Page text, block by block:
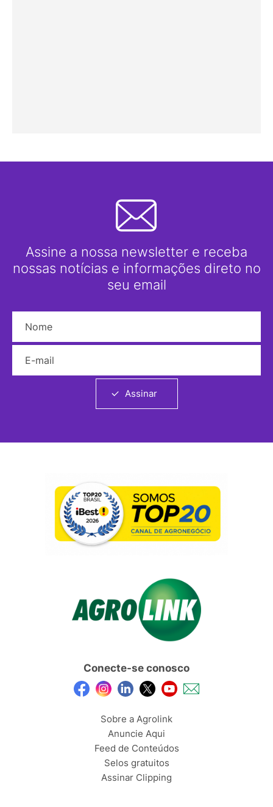
Assine a nossa newsletter e receba
nossas notícias e informações direto no
seu email
Assinar
Conecte-se conosco
Sobre a Agrolink
Anuncie Aqui
Feed de Conteúdos
Selos gratuitos
Assinar Clipping